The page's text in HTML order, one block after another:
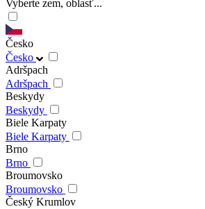
Vyberte zem, oblasť...
Česko
Česko
Adršpach
Adršpach
Beskydy
Beskydy
Biele Karpaty
Biele Karpaty
Brno
Brno
Broumovsko
Broumovsko
Český Krumlov